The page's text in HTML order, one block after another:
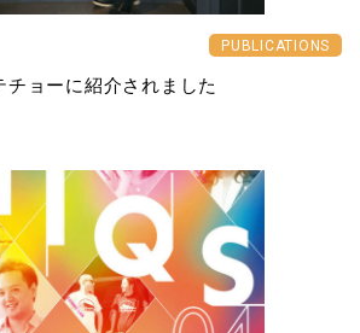
PUBLICATIONS
ョーに紹介されました